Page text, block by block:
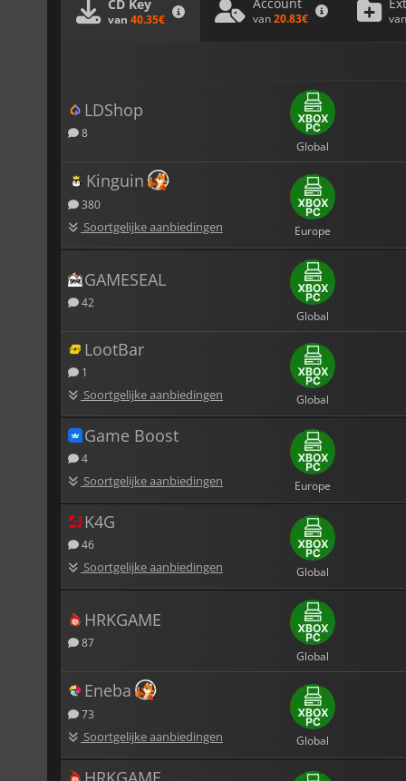
CD Key
van 40.35€
Account
van20.83€ van
LDShop
8
Global
Kinguin
380
Soortgelijke aanbiedingen Europe
GAMESEAL
42
Global
LootBar
1
Soortgelijke aanbiedingen Global
Game Boost
4
Soortgelijke aanbiedingen Europe
K4G
46
Soortgelijke aanbiedingen Global
HRKGAME
87
Global
Eneba
73
Soortgelijke aanbiedingen Global